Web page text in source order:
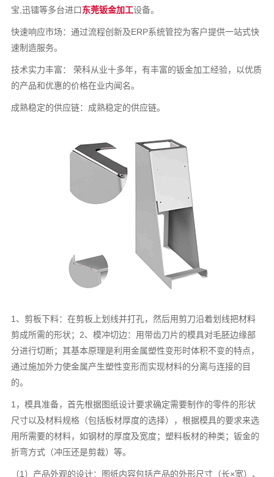
宝,迅镭等多台进口东莞钣金加工设备。
快速响应市场：通过流程创新及ERP系统管控为客户提供一站式快
速制造服务。
技术实力丰富： 荣科从业十多年，有丰富的钣金加工经验，以优质
的产品和优惠的价格在业内闻名。
成熟稳定的供应链：成熟稳定的供应链。
1、剪板下料：在剪板上划线并打孔，然后用剪刀沿着划线把材料
剪成所需的形状；2、模冲切边：用带齿刀片的模具对毛胚边缘部
分进行切断；其基本原理是利用金属塑性变形时体积不变的特点，
通过施加外力使金属产生塑性变形而实现材料的分离与连接的目
的。
1，模具准备，首先根据图纸设计要求确定需要制作的零件的形状
尺寸以及材料规格（包括板材厚度的选择），根据模具的要求来选
用所需要的材料，如钢材的厚度及宽度；塑料板材的种类；钣金的
折弯方式（冲压还是剪裁）等。
（1）产品外观的设计：图纸内容包括产品的外形尺寸（长×宽）、